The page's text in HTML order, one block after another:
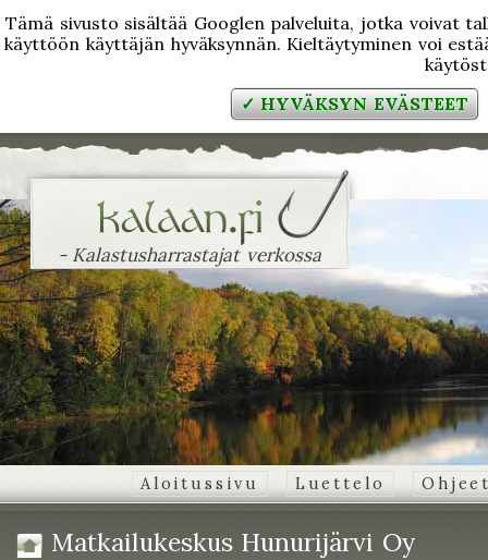
Tämä sivusto sisältää Googlen palveluita, jotka voivat
käyttöön käyttäjän hyväksynnän. Kieltäytyminen voi
✓ HYVÄKSYN EVÄSTEET
- Kalastusharrastajat verkossa
Aloitussivu Luettelo
Matkailukeskus Hunurijärvi Oy